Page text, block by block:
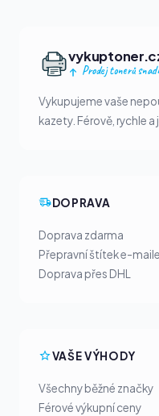
Prodej tonerů
Vykupujeme vaše
kazety. Férově, rychle a
DOPRAVA
Doprava zdarma
Přepravní štítek e-
Doprava přes DHL
VAŠE VÝHODY
Všechny běžné značky
Férové výkupní ceny